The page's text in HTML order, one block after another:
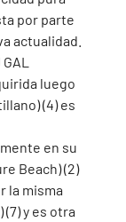
por parte
actualidad.
luego
(4) es
en su
Beach) (2)
la misma
(7) y es otra